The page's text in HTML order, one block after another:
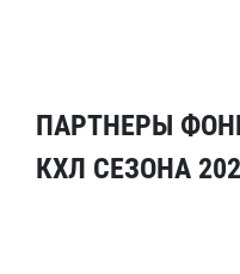
ПАРТНЕРЫ
КХЛ СЕЗОНА